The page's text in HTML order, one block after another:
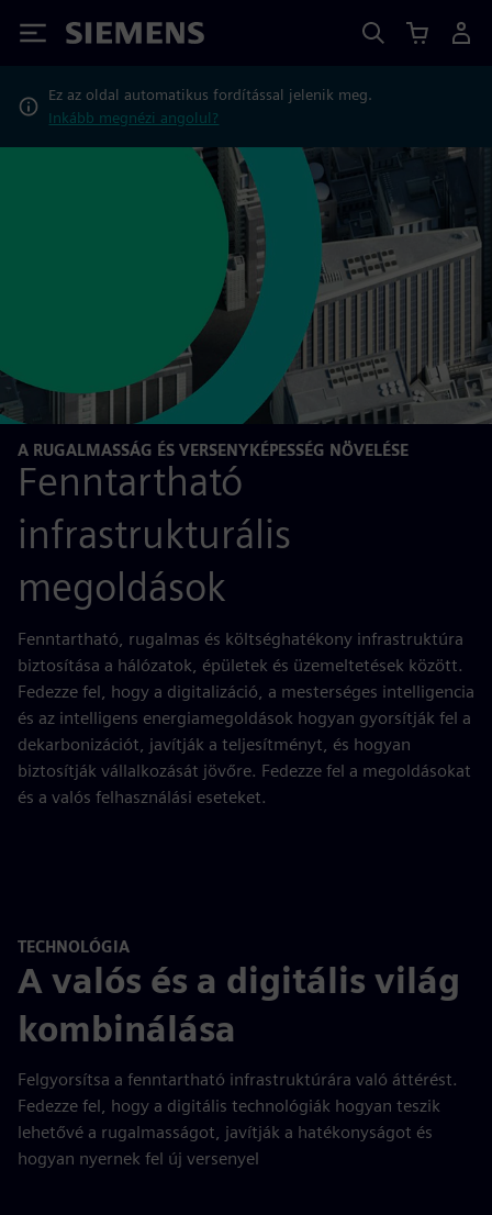
Siemens
Ez az oldal automatikus fordítással jelenik meg.
Inkább megnézi angolul?
A RUGALMASSÁG ÉS VERSENYKÉPESSÉG NÖVELÉSE
Fenntartható
infrastrukturális
megoldások
Fenntartható, rugalmas és költséghatékony infrastruktúra
biztosítása a hálózatok, épületek és üzemeltetések között.
Fedezze fel, hogy a digitalizáció, a mesterséges intelligencia
és az intelligens energiamegoldások hogyan gyorsítják fel a
dekarbonizációt, javítják a teljesítményt, és hogyan
biztosítják vállalkozását jövőre. Fedezze fel a megoldásokat
és a valós felhasználási eseteket.
TECHNOLÓGIA
A valós és a digitális világ
kombinálása
Felgyorsítsa a fenntartható infrastruktúrára való áttérést.
Fedezze fel, hogy a digitális technológiák hogyan teszik
lehetővé a rugalmasságot, javítják a hatékonyságot és
hogyan nyernek fel új versenyel